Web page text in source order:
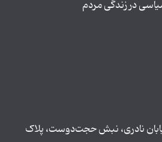
در زندگی مردم
نادری، نبش حجت‌دوست، پلاک